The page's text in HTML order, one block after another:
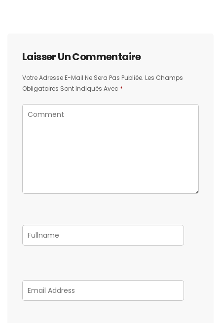
Laisser Un Commentaire
Votre Adresse E-Mail Ne Sera Pas Publiée. Les Champs
Obligatoires Sont Indiqués Avec *